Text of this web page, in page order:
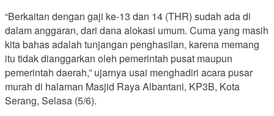
“Berkaitan dengan gaji ke-13 dan 14 (THR) sudah ada di
dalam anggaran, dari dana alokasi umum. Cuma yang masih
kita bahas adalah tunjangan penghasilan, karena memang
itu tidak dianggarkan oleh pemerintah pusat maupun
pemerintah daerah,” ujarnya usai menghadiri acara pusar
murah di halaman Masjid Raya Albantani, KP3B, Kota
Serang, Selasa (5/6).